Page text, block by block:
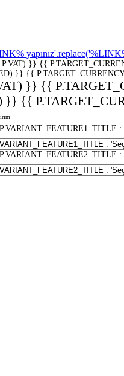
P.VAT) }} {{
}} {{
}} {{
}} {{